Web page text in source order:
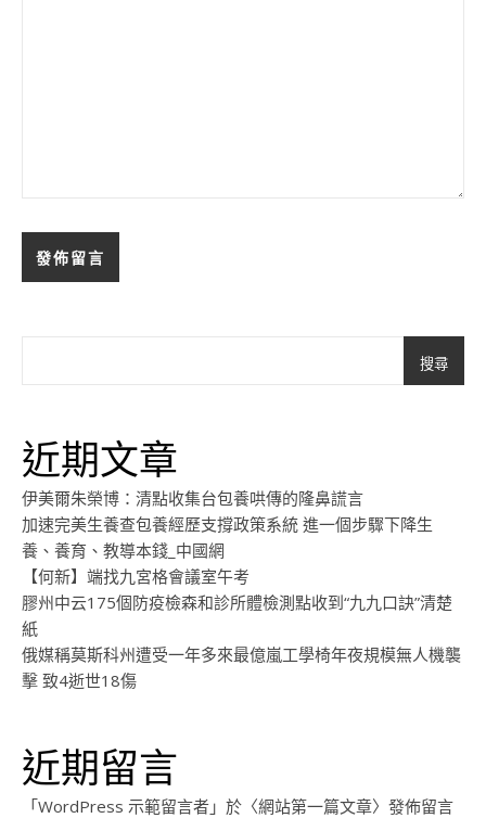
搜尋
近期文章
伊美爾朱榮博：清點收集台包養哄傳的隆鼻謊言
加速完美生養查包養經歷支撐政策系統 進一個步驟下降生
養、養育、教導本錢_中國網
【何新】端找九宮格會議室午考
膠州中云175個防疫檢森和診所體檢測點收到“九九口訣”清楚
紙
俄媒稱莫斯科州遭受一年多來最億嵐工學椅年夜規模無人機襲
擊 致4逝世18傷
近期留言
「WordPress 示範留言者 」於〈網站第一篇文章〉發佈留言